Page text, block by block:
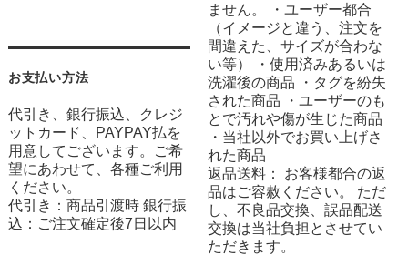
お支払い方法
代引き、銀行振込、クレジ
ットカード、PAYPAY払を
用意してございます。ご希
望にあわせて、各種ご利用
ください。
代引き：商品引渡時 銀行振
込：ご注文確定後7日以内
ません。 ・ユーザー都合
（イメージと違う、注文を
間違えた、サイズが合わな
い等） ・使用済みあるいは
洗濯後の商品 ・タグを紛失
された商品 ・ユーザーのも
とで汚れや傷が生じた商品
・当社以外でお買い上げさ
れた商品
返品送料： お客様都合の返
品はご容赦ください。 ただ
し、不良品交換、誤品配送
交換は当社負担とさせてい
ただきます。